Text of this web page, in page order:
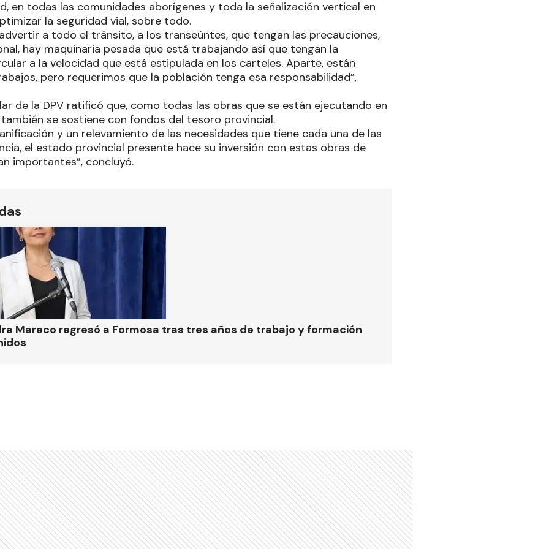
en todas las comunidades aborígenes y toda la señalización vertical en
la seguridad vial, sobre todo.
a todo el tránsito, a los transeúntes, que tengan las precauciones,
hay maquinaria pesada que está trabajando así que tengan la
a la velocidad que está estipulada en los carteles. Aparte, están
pero requerimos que la población tenga esa responsabilidad”,
de la DPV ratificó que, como todas las obras que se están ejecutando en
se sostiene con fondos del tesoro provincial.
y un relevamiento de las necesidades que tiene cada una de las
el estado provincial presente hace su inversión con estas obras de
importantes”, concluyó.
Mareco regresó a Formosa tras tres años de trabajo y formación